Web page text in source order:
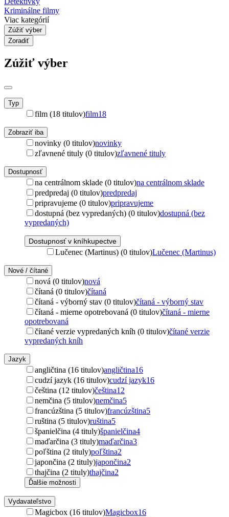
Kriminálne filmy
Viac kategórií
Zúžiť výber
Zoradiť
Zúžiť výber
Typ
film (18 titulov)film18
Zobraziť iba
novinky (0 titulov)novinky
zľavnené tituly (0 titulov)zľavnené tituly
Dostupnosť
na centrálnom sklade (0 titulov)na centrálnom sklade
predpredaj (0 titulov)predpredaj
pripravujeme (0 titulov)pripravujeme
dostupná (bez vypredaných) (0 titulov)dostupná (bez
vypredaných)
Dostupnosť v kníhkupectve
Lučenec (Martinus) (0 titulov)Lučenec (Martinus)
Nové / čítané
nová (0 titulov)nová
čítaná (0 titulov)čítaná
čítaná - výborný stav (0 titulov)čítaná - výborný stav
čítaná - mierne opotrebovaná (0 titulov)čítaná - mierne
opotrebovaná
čítané verzie vypredaných kníh (0 titulov)čítané verzie
vypredaných kníh
Jazyk
angličtina (16 titulov)angličtina16
cudzí jazyk (16 titulov)cudzí jazyk16
čeština (12 titulov)čeština12
nemčina (5 titulov)nemčina5
francúzština (5 titulov)francúzština5
ruština (5 titulov)ruština5
španielčina (4 tituly)španielčina4
maďarčina (3 tituly)maďarčina3
poľština (2 tituly)poľština2
japončina (2 tituly)japončina2
thajčina (2 tituly)thajčina2
Ďalšie možnosti
Vydavateľstvo
Magicbox (16 titulov)Magicbox16